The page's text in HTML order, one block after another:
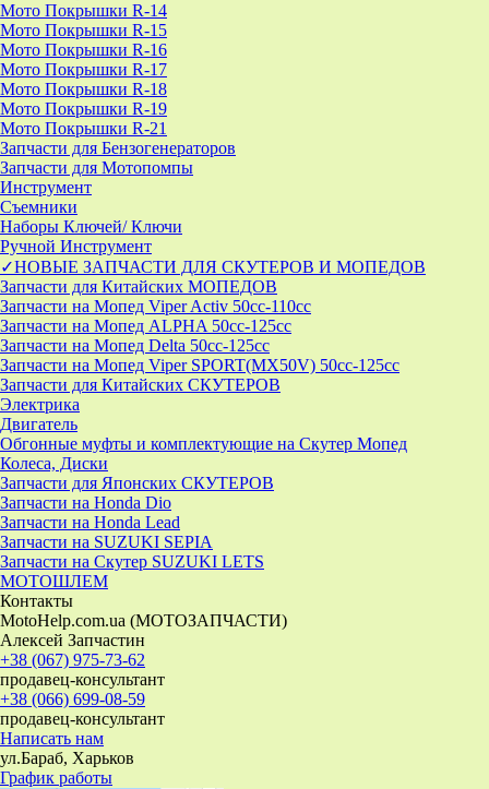
Мото Покрышки R-14
Мото Покрышки R-15
Мото Покрышки R-16
Мото Покрышки R-17
Мото Покрышки R-18
Мото Покрышки R-19
Мото Покрышки R-21
Запчасти для Бензогенераторов
Запчасти для Мотопомпы
Инструмент
Съемники
Наборы Ключей/ Ключи
Ручной Инструмент
✓НОВЫЕ ЗАПЧАСТИ ДЛЯ СКУТЕРОВ И МОПЕДОВ
Запчасти для Китайских МОПЕДОВ
Запчасти на Мопед Viper Activ 50cc-110cc
Запчасти на Мопед ALPHA 50cc-125cc
Запчасти на Мопед Delta 50cc-125cc
Запчасти на Мопед Viper SPORT(MX50V) 50cc-125cc
Запчасти для Китайских СКУТЕРОВ
Электрика
Двигатель
Обгонные муфты и комплектующие на Скутер Мопед
Колеса, Диски
Запчасти для Японских СКУТЕРОВ
Запчасти на Honda Dio
Запчасти на Honda Lead
Запчасти на SUZUKI SEPIA
Запчасти на Скутер SUZUKI LETS
МОТОШЛЕМ
Контакты
MotoHelp.com.ua (МОТОЗАПЧАСТИ)
Алексей Запчастин
+38 (067) 975-73-62
продавец-консультант
+38 (066) 699-08-59
продавец-консультант
Написать нам
ул.Бараб, Харьков
График работы